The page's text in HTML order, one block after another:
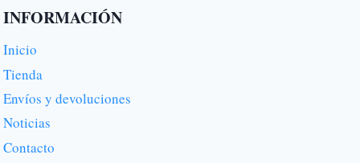
INFORMACIÓN
Inicio
Tienda
Envíos y devoluciones
Noticias
Contacto